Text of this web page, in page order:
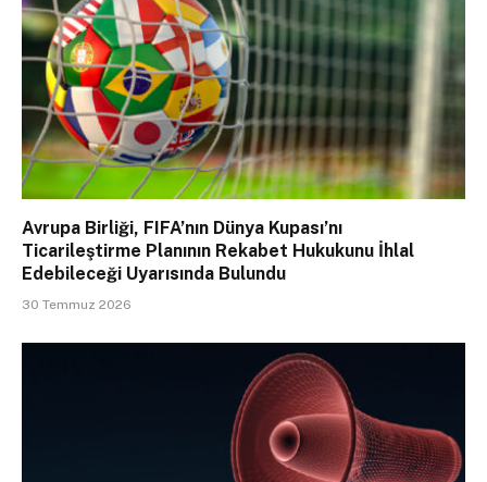
Avrupa Birliği, FIFA’nın Dünya Kupası’nı
Ticarileştirme Planının Rekabet Hukukunu İhlal
Edebileceği Uyarısında Bulundu
30 Temmuz 2026